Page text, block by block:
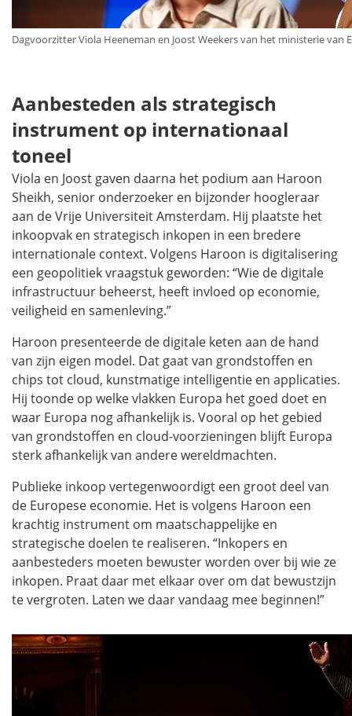
Dagvoorzitter Viola Heeneman en Joost Weekers van het ministerie van
Aanbesteden als strategisch
instrument op internationaal
toneel
Viola en Joost gaven daarna het podium aan Haroon
Sheikh, senior onderzoeker en bijzonder hoogleraar
aan de Vrije Universiteit Amsterdam. Hij plaatste het
inkoopvak en strategisch inkopen in een bredere
internationale context. Volgens Haroon is digitalisering
een geopolitiek vraagstuk geworden: “Wie de digitale
infrastructuur beheerst, heeft invloed op economie,
veiligheid en samenleving.”
Haroon presenteerde de digitale keten aan de hand
van zijn eigen model. Dat gaat van grondstoffen en
chips tot cloud, kunstmatige intelligentie en applicaties.
Hij toonde op welke vlakken Europa het goed doet en
waar Europa nog afhankelijk is. Vooral op het gebied
van grondstoffen en cloud-voorzieningen blijft Europa
sterk afhankelijk van andere wereldmachten.
Publieke inkoop vertegenwoordigt een groot deel van
de Europese economie. Het is volgens Haroon een
krachtig instrument om maatschappelijke en
strategische doelen te realiseren. “Inkopers en
aanbesteders moeten bewuster worden over bij wie ze
inkopen. Praat daar met elkaar over om dat bewustzijn
te vergroten. Laten we daar vandaag mee beginnen!”